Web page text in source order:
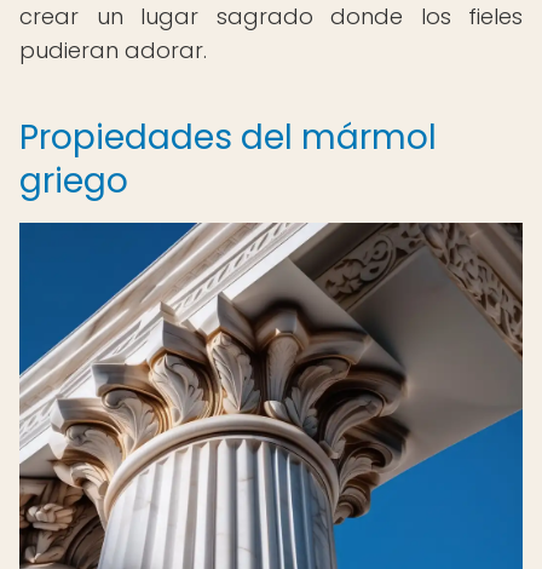
crear un lugar sagrado donde los fieles
pudieran adorar.
Propiedades del mármol
griego